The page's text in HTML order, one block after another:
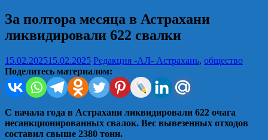
За полтора месяца в Астрахани
ликвидировали 622 свалки
15.02.202515.02.2025 Редакция -АЛ- Астрахань, общество
Поделитесь материалом:
С начала года в Астрахани ликвидировали 622 очага
несанкционированных свалок. Вес вывезенных отходов
составил свыше 2380 тонн.